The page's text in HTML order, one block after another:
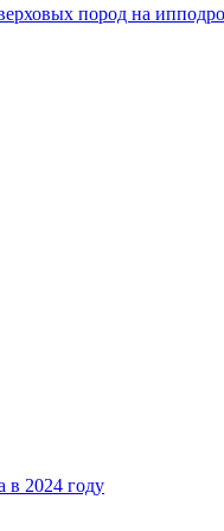
пород на
2024 году